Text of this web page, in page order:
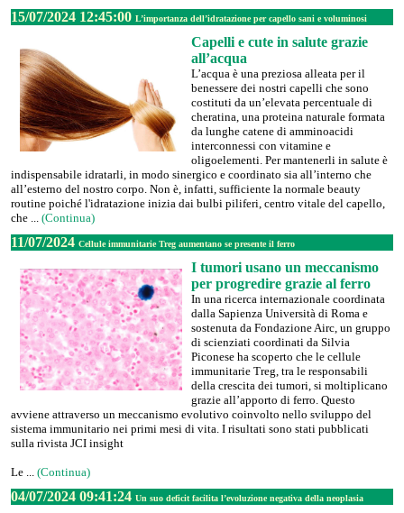
15/07/2024 12:45:00 L’importanza dell’idratazione per capello sani e voluminosi
Capelli e cute in salute grazie
all’acqua
L’acqua è una preziosa alleata per il
benessere dei nostri capelli che sono
costituti da un’elevata percentuale di
cheratina, una proteina naturale formata
da lunghe catene di amminoacidi
interconnessi con vitamine e
oligoelementi. Per mantenerli in salute è
indispensabile idratarli, in modo sinergico e coordinato sia all’interno che
all’esterno del nostro corpo. Non è, infatti, sufficiente la normale beauty
routine poiché l'idratazione inizia dai bulbi piliferi, centro vitale del capello,
che ... (Continua)
11/07/2024 Cellule immunitarie Treg aumentano se presente il ferro
I tumori usano un meccanismo
per progredire grazie al ferro
In una ricerca internazionale coordinata
dalla Sapienza Università di Roma e
sostenuta da Fondazione Airc, un gruppo
di scienziati coordinati da Silvia
Piconese ha scoperto che le cellule
immunitarie Treg, tra le responsabili
della crescita dei tumori, si moltiplicano
grazie all’apporto di ferro. Questo
avviene attraverso un meccanismo evolutivo coinvolto nello sviluppo del
sistema immunitario nei primi mesi di vita. I risultati sono stati pubblicati
sulla rivista JCI insight
Le ... (Continua)
04/07/2024 09:41:24 Un suo deficit facilita l’evoluzione negativa della neoplasia